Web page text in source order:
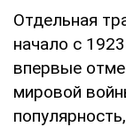
Отдельная
начало с
впервые
мировой